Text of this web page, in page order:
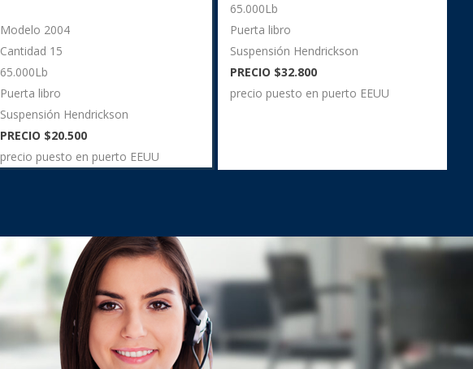
Modelo 2004
Cantidad 15
65.000Lb
Puerta libro
Suspensión Hendrickson
PRECIO $20.500
precio puesto en puerto EEUU
65.000Lb
Puerta libro
Suspensión Hendrickson
PRECIO $32.800
precio puesto en puerto EEUU